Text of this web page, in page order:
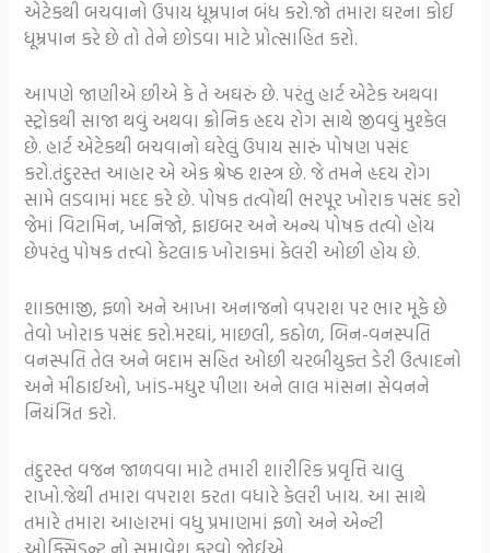
એટેકથી બચવાનો ઉપાય ધૂમ્રપાન બંધ કરો.જો તમારા ઘરના કોઈ
ધૂમ્રપાન કરે છે તો તેને છોડવા માટે પ્રોત્સાહિત કરો.
આપણે જાણીએ છીએ કે તે અઘરું છે. પરંતુ હાર્ટ એટેક અથવા
સ્ટ્રોકથી સાજા થવું અથવા ક્રોનિક હ્રદય રોગ સાથે જીવવું મુશ્કેલ
છે. હાર્ટ એટેકથી બચવાનો ઘરેલું ઉપાય સારું પોષણ પસંદ
કરો.તંદુરસ્ત આહાર એ એક શ્રેષ્ઠ શસ્ત્ર છે. જે તમને હૃદય રોગ
સામે લડવામાં મદદ કરે છે. પોષક તત્વોથી ભરપૂર ખોરાક પસંદ કરો
જેમાં વિટામિન, ખનિજો, ફાઇબર અને અન્ય પોષક તત્વો હોય
છેપરંતુ પોષક તત્ત્વો કેટલાક ખોરાકમાં કેલરી ઓછી હોય છે.
શાકભાજી, ફળો અને આખા અનાજનો વપરાશ પર ભાર મૂકે છે
તેવો ખોરાક પસંદ કરો.મરઘાં, માછલી, કઠોળ, બિન-વનસ્પતિ
વનસ્પતિ તેલ અને બદામ સહિત ઓછી ચરબીયુક્ત ડેરી ઉત્પાદનો
અને મીઠાઈઓ, ખાંડ-મધુર પીણા અને લાલ માંસના સેવનને
નિયંત્રિત કરો.
તંદુરસ્ત વજન જાળવવા માટે તમારી શારીરિક પ્રવૃત્તિ ચાલુ
રાખો.જેથી તમારા વપરાશ કરતા વધારે કેલરી ખાય. આ સાથે
તમારે તમારા આહારમાં વધુ પ્રમાણમાં ફળો અને એન્ટી